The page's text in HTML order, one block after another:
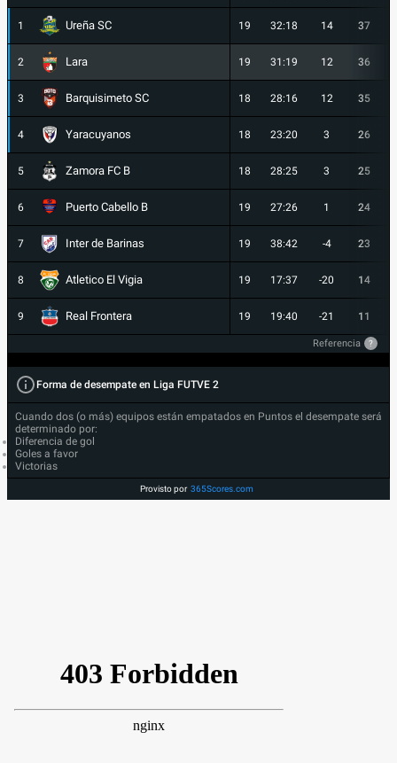
1 Ureña SC 19 32:18 14 37
2 Lara 19 31:19 12 36
3 Barquisimeto SC 18 28:16 12 35
4 Yaracuyanos 18 23:20 3 26
5 Zamora FC B 18 28:25 3 25
6 Puerto Cabello B 19 27:26 1 24
7 Inter de Barinas 19 38:42 -4 23
8 Atletico El Vigia 19 17:37 -20 14
9 Real Frontera 19 19:40 -21 11
Referencia ?
Forma de desempate en Liga FUTVE 2
Cuando dos (o más) equipos están empatados en Puntos el desempate será
determinado por:
Diferencia de gol
Goles a favor
Victorias
Provisto por 365Scores.com